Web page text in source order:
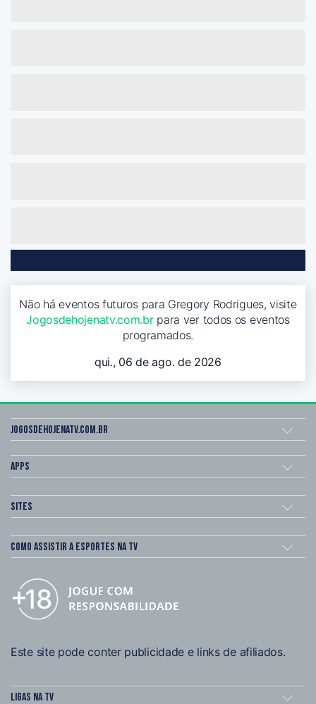
Não há eventos futuros para Gregory Rodrigues, visite
Jogosdehojenatv.com.brpara ver todos os eventos
programados.
qui., 06 de ago. de 2026
Jogosdehojenatv.com.br
Apps
Sites
Como assistir a esportes na TV
Este site pode conter publicidade e links de afiliados.
Ligas na TV